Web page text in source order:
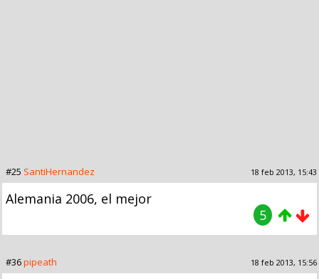
#25 SantiHernandez 18 feb 2013, 15:43
Alemania 2006, el mejor
5
#36pipeath 18 feb 2013, 15:56